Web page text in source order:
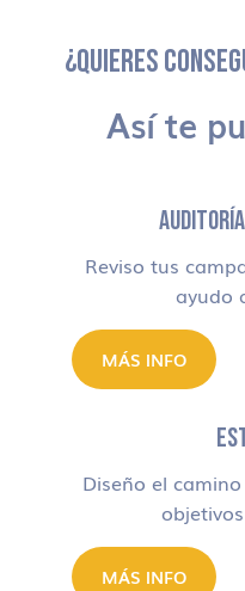
¿QUIERES
Así te
Reviso tus
ayudo
MÁS INFO
Diseño el
MÁS INFO